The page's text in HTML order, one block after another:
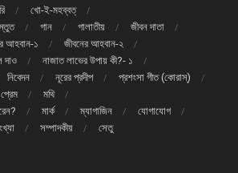
খো-ই-মহব্বত্
গান গালাতীয়
জীবন দাতা
আহবান-১
জীবনের আহবান-২
দাও
নাজাত লাভের উপায় কী?- ১
নিবেদন নূরের প্রদীপ
প্রশংসা গীত (কোরাস্)
প্রেম
মথি
মার্ক ম্যাগাজিন
যোগাযোগ
সম্পাদকীয় সেতু